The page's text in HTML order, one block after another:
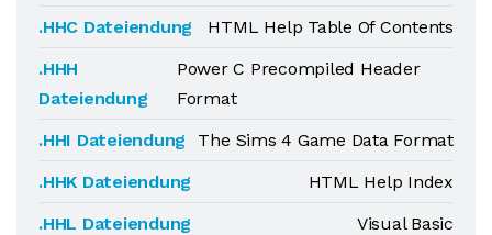
.HHC Dateiendung
HTML Help Table Of Contents
.HHH
Dateiendung
Power C Precompiled Header
Format
.HHI Dateiendung
The Sims 4 Game Data Format
.HHK Dateiendung
HTML Help Index
.HHL Dateiendung
Visual Basic